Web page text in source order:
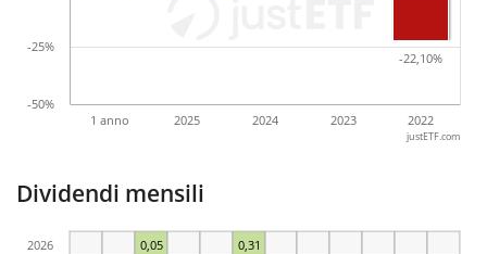
-22,10%
-22,10%
1 anno 2025 2024 2023 2022
-50%
-25%
justETF.com
Dividendi mensili
0,05 0,31
2026